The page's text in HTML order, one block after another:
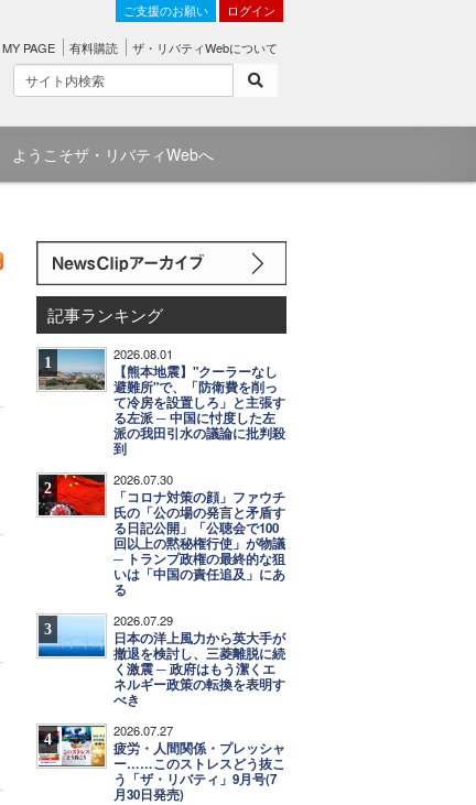
ご支援のお願い ログイン
MY PAGE 有料購読 ザ・リバティWebについて
ようこそザ・リバティWebへ
記事ランキング
1 2026.08.01
【熊本地震】"クーラーなし
避難所"で、「防衛費を削っ
て冷房を設置しろ」と主張す
る左派 ─ 中国に忖度した左
派の我田引水の議論に批判殺
到
2 2026.07.30
「コロナ対策の顔」ファウチ
氏の「公の場の発言と矛盾す
る日記公開」「公聴会で100
回以上の黙秘権行使」が物議
─ トランプ政権の最終的な狙
いは「中国の責任追及」にあ
る
3 2026.07.29
日本の洋上風力から英大手が
撤退を検討し、三菱離脱に続
く激震 ─ 政府はもう潔くエ
ネルギー政策の転換を表明す
べき
4 2026.07.27
疲労・人間関係・プレッシャ
ー……このストレスどう抜こ
う「ザ・リバティ」9月号(7
月30日発売)